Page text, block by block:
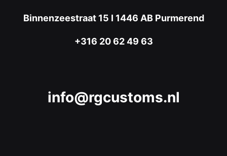
Binnenzeestraat 15 I 1446 AB Purmerend
+316 20 62 49 63
info@rgcustoms.nl